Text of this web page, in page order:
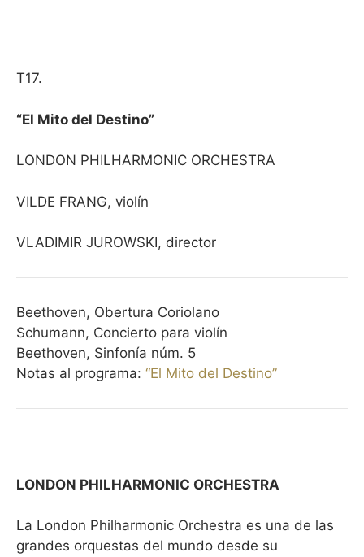
T17.
“El Mito del Destino”
LONDON PHILHARMONIC ORCHESTRA
VILDE FRANG, violín
VLADIMIR JUROWSKI, director
Beethoven, Obertura Coriolano
Schumann, Concierto para violín
Beethoven, Sinfonía núm. 5
Notas al programa: “El Mito del Destino”
LONDON PHILHARMONIC ORCHESTRA
La London Philharmonic Orchestra es una de las
grandes orquestas del mundo desde su